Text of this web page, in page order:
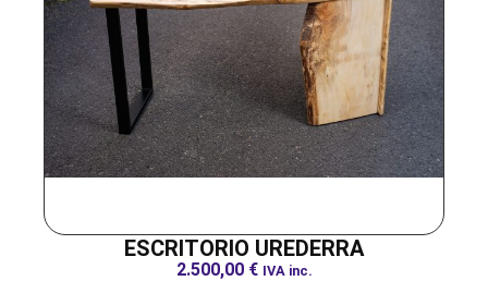
ESCRITORIO UREDERRA
2.500,00 € IVA inc.